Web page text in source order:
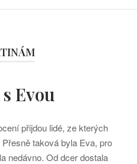
Evou
přijdou lidé, ze kterých
taková byla Eva, pro
nedávno. Od dcer dostala